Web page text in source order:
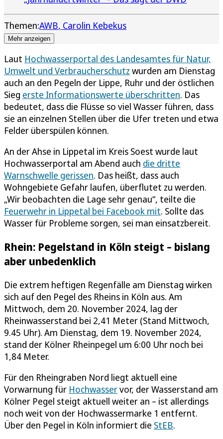
Themen:AWB Carolin Kebekus
Mehr anzeigen
Laut Hochwasserportal des Landesamtes für Natur,
Umwelt und Verbraucherschutz wurden am Dienstag
auch an den Pegeln der Lippe, Ruhr und der östlichen
Sieg erste Informationswerte überschritten. Das
bedeutet, dass die Flüsse so viel Wasser führen, dass
sie an einzelnen Stellen über die Ufer treten und etwa
Felder überspülen können.
An der Ahse in Lippetal im Kreis Soest wurde laut
Hochwasserportal am Abend auch die dritte
Warnschwelle gerissen. Das heißt, dass auch
Wohngebiete Gefahr laufen, überflutet zu werden.
„Wir beobachten die Lage sehr genau“, teilte die
Feuerwehr in Lippetal bei Facebook mit. Sollte das
Wasser für Probleme sorgen, sei man einsatzbereit.
Rhein: Pegelstand in Köln steigt – bislang
aber unbedenklich
Die extrem heftigen Regenfälle am Dienstag wirken
sich auf den Pegel des Rheins in Köln aus. Am
Mittwoch, dem 20. November 2024, lag der
Rheinwasserstand bei 2,41 Meter (Stand Mittwoch,
9.45 Uhr). Am Dienstag, dem 19. November 2024,
stand der Kölner Rheinpegel um 6:00 Uhr noch bei
1,84 Meter.
Für den Rheingraben Nord liegt aktuell eine
Vorwarnung für Hochwasservor, der Wasserstand am
Kölner Pegel steigt aktuell weiter an – ist allerdings
noch weit von der Hochwassermarke 1 entfernt.
Über den Pegel in Köln informiert die StEB.